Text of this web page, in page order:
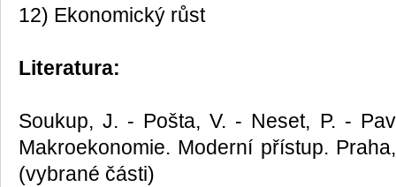
12) Ekonomický růst
Literatura:
Soukup, J. - Pošta, V. - Neset, P. -
Makroekonomie. Moderní přístup.
(vybrané části)